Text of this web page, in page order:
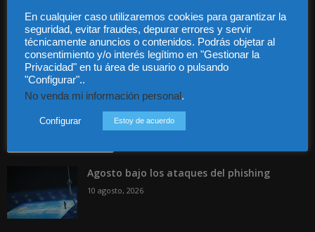
Contáctanos:info@diariojuridico.com
Agosto bajo los ataques del phishing
10 agosto, 2026
En cualquier caso utilizaremos cookies para garantizar la
seguridad, evitar fraudes, depurar errores y servir
técnicamente anuncios o contenidos. Podrás objetar al
consentimiento y/o interés legítimo en "Gestionar la
Privacidad" en tu área de usuario o pulsando
"Configurar"..
No venda mi información personal .
Configurar Estoy de acuerdo